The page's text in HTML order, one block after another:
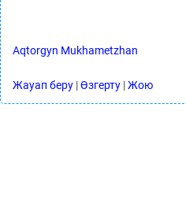
Aqtorgyn Mukhametzhan
Жауап беру |Өзгерту |Жою